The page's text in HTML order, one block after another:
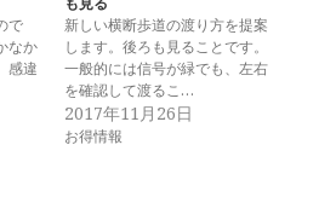
で
なか
感違
新しい横断歩道の渡り方を提案
します。後ろも見ることです。
一般的には信号が緑でも、左右
を確認して渡るこ…
2017年11月26日
お得情報